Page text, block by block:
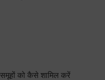
को कैसे शामिल करें